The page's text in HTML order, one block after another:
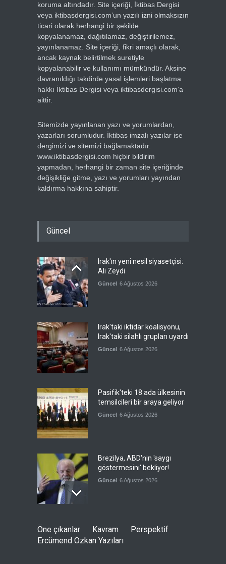
koruma altındadır. Site içeriği, İktibas Dergisi
veya iktibasdergisi.com’un yazılı izni olmaksızın
ticari olarak herhangi bir şekilde
kopyalanamaz, dağıtılamaz, değiştirilemez,
yayınlanamaz. Site içeriği, fikri amaçlı olarak,
ancak kaynak belirtilmek suretiyle
kopyalanabilir ve kullanımı mümkündür. Aksine
davranıldığı takdirde yasal işlemleri başlatma
hakkı İktibas Dergisi veya iktibasdergisi.com’a
aittir.
Sitemizde yayınlanan yazı ve yorumlardan,
yazarları sorumludur. İktibas imzalı yazılar ise
dergimizi ve sitemizi bağlamaktadır.
www.iktibasdergisi.com hiçbir bildirim
yapmadan, herhangi bir zaman site içeriğinde
değişikliğe gitme, yazı ve yorumları yayından
kaldırma hakkına sahiptir.
Güncel
Irak'ın yeni nesil siyasetçisi:
Ali Zeydi
Güncel 6 Ağustos 2026
Irak'taki iktidar koalisyonu,
Irak'taki silahlı grupları uyardı
Güncel 6 Ağustos 2026
Pasifik'teki 18 ada ülkesinin
temsilcileri bir araya geliyor
Güncel 6 Ağustos 2026
Brezilya, ABD'nin 'saygı
göstermesini' bekliyor!
Güncel 6 Ağustos 2026
toplantısını Fas'ta yaptı
Öne çıkanlar Kavram
Perspektif
Ercümend Özkan Yazıları